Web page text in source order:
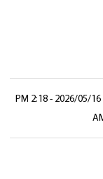
2026/05/16 - 2:18 PM